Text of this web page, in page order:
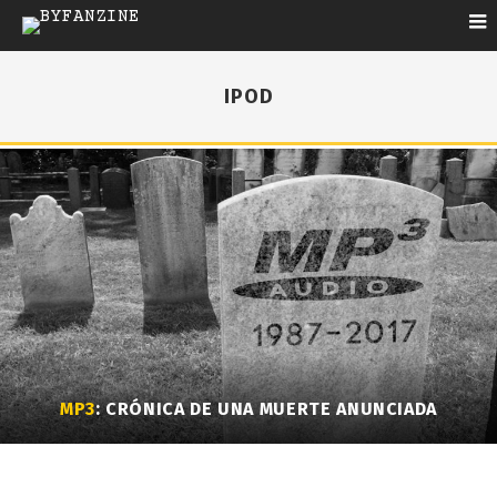
IPOD
MP3: CRÓNICA DE UNA MUERTE ANUNCIADA